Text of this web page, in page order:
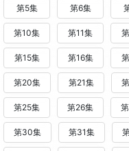
第5集 第6集
第10集 第11集
第15集 第16集
第20集 第21集
第25集 第26集
第30集 第31集